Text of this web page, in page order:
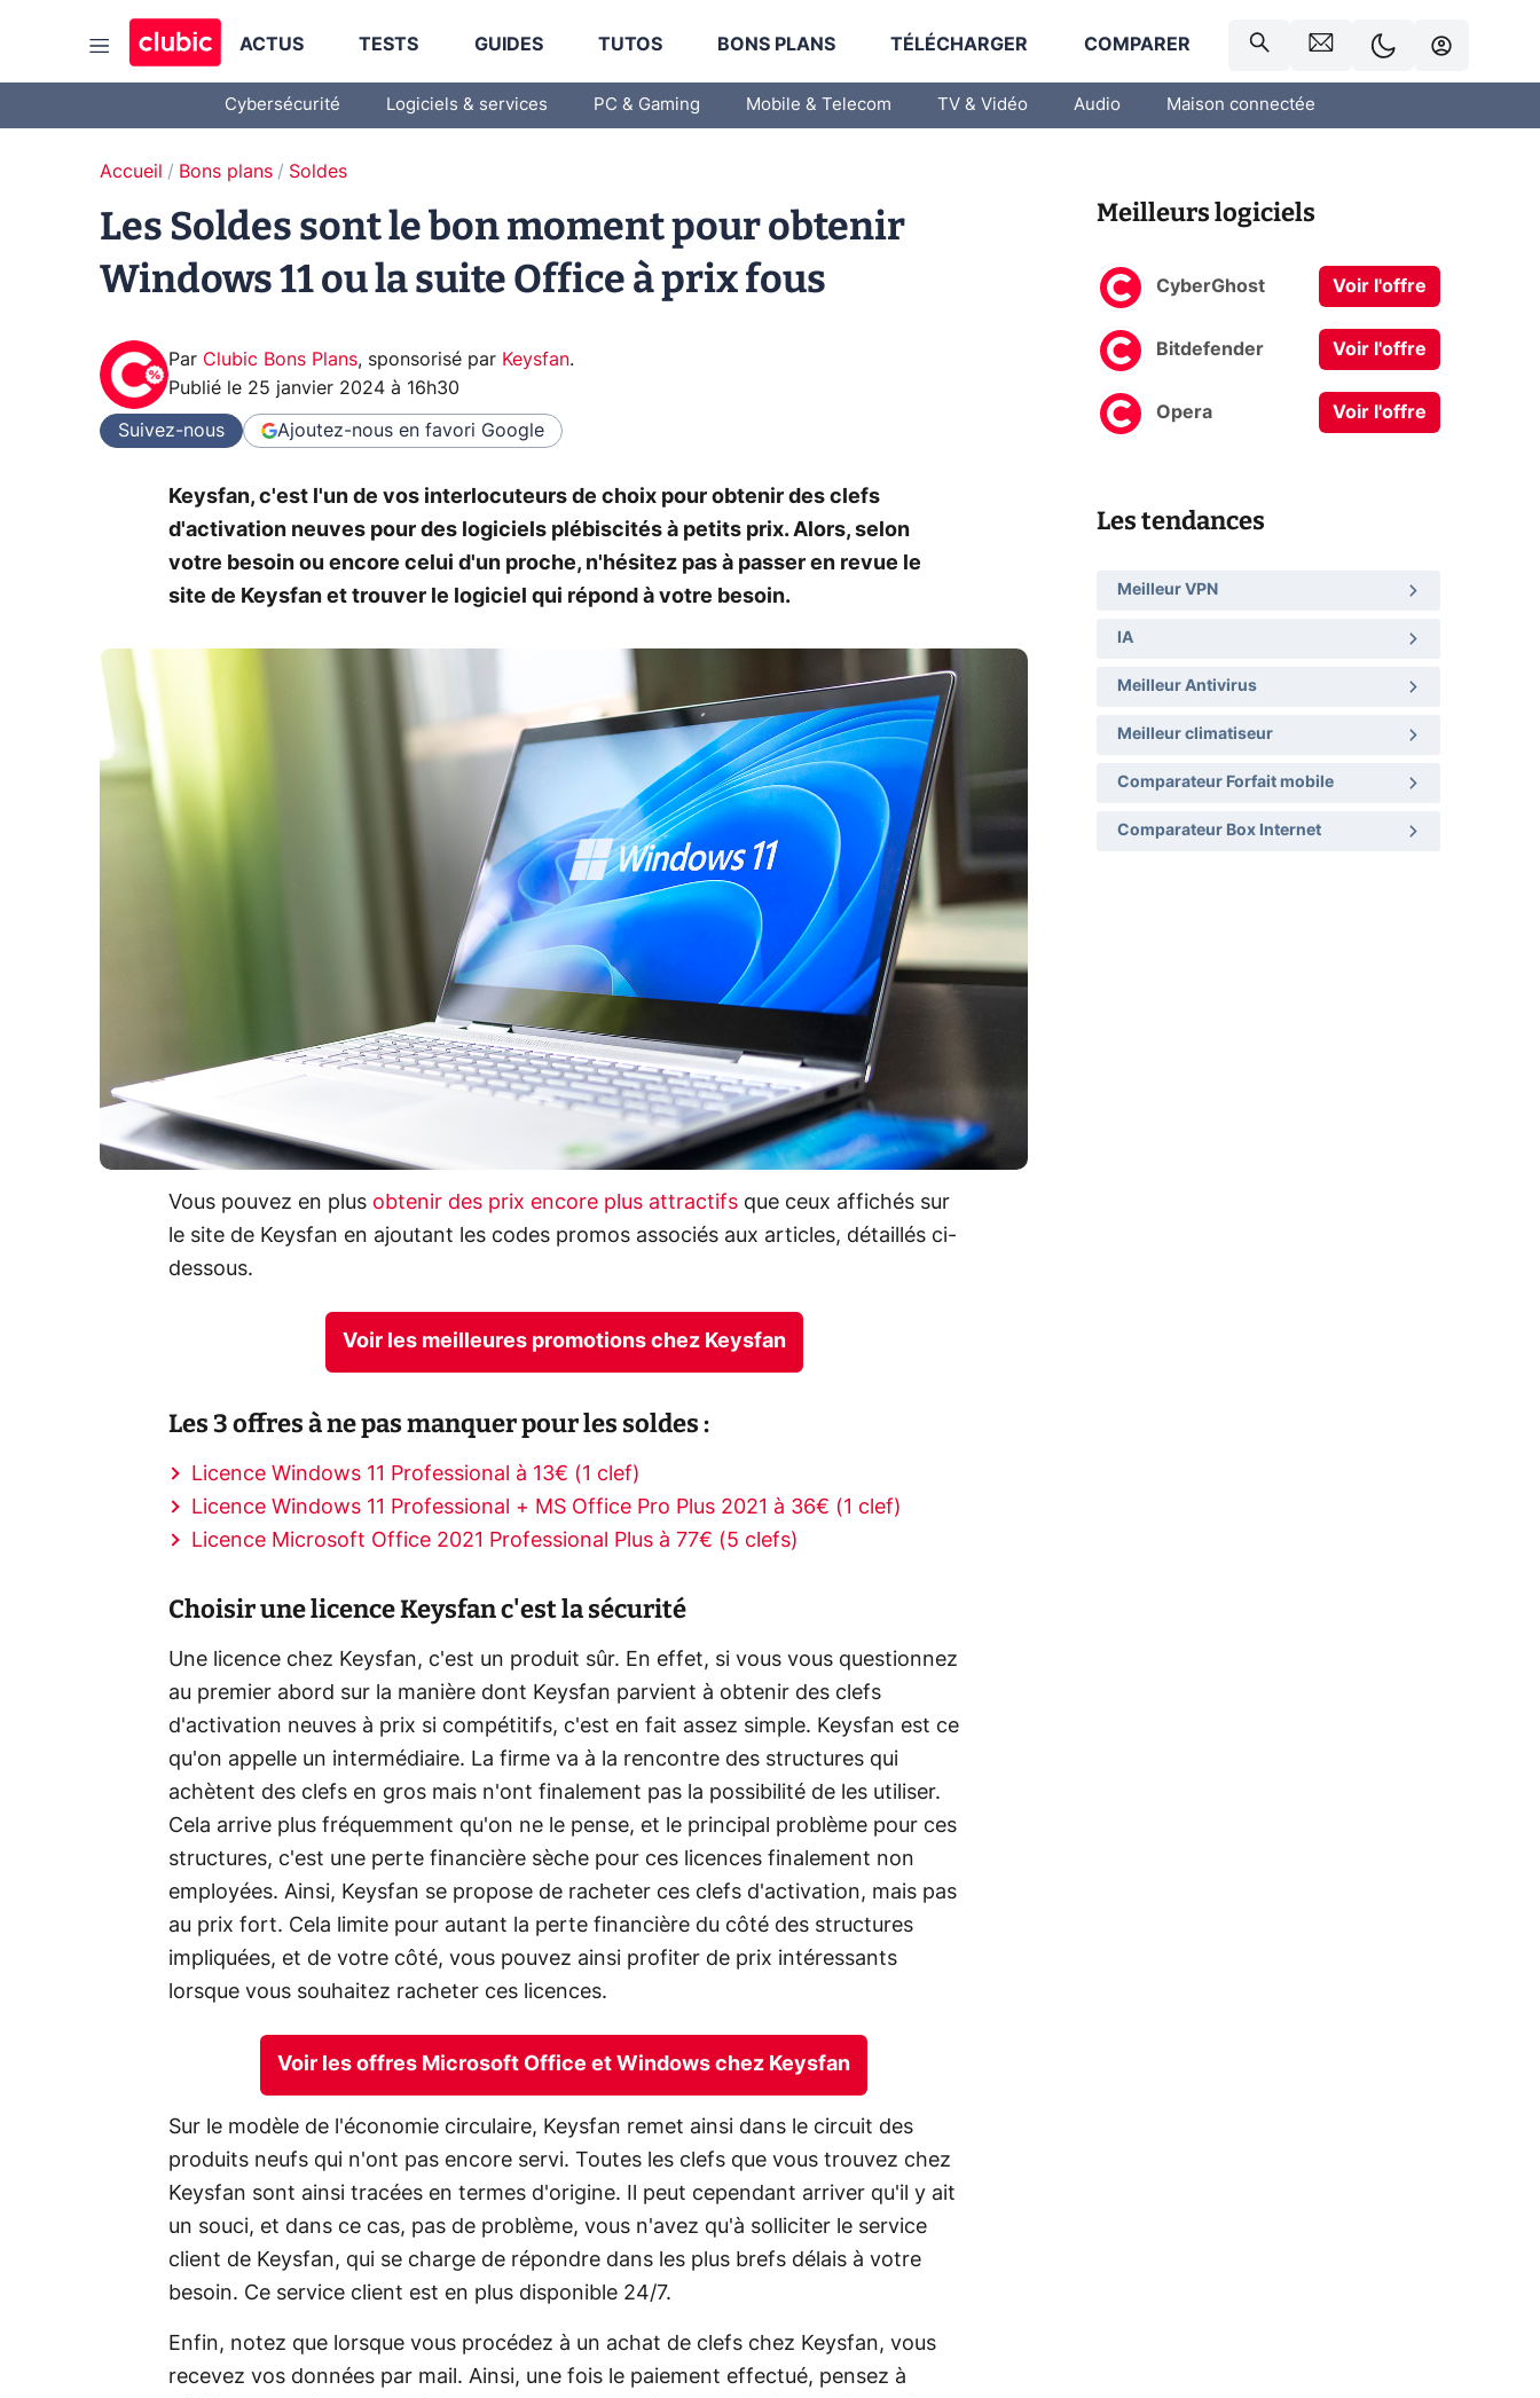
ACTUS TESTS GUIDES TUTOS BONS PLANS TÉLÉCHARGER COMPARER
Cybersécurité Logiciels & services PC & Gaming Mobile & Telecom TV & Vidéo Audio Maison connectée
Accueil Bons plans Soldes
Les Soldes sont le bon moment pour obtenir
Windows 11 ou la suite Office à prix fous
Par Clubic Bons Plans, sponsorisé par Keysfan.
Publié le 25 janvier 2024 à 16h30
Suivez-nous Ajoutez-nous en favori Google
Keysfan, c'est l'un de vos interlocuteurs de choix pour obtenir des clefs
d'activation neuves pour des logiciels plébiscités à petits prix. Alors, selon
votre besoin ou encore celui d'un proche, n'hésitez pas à passer en revue le
site de Keysfan et trouver le logiciel qui répond à votre besoin.
Vous pouvez en plus obtenir des prix encore plus attractifs que ceux affichés sur
le site de Keysfan en ajoutant les codes promos associés aux articles, détaillés ci-
dessous.
Voir les meilleures promotions chez Keysfan
Les 3 offres à ne pas manquer pour les soldes :
Licence Windows 11 Professional à 13€ (1 clef)
Licence Windows 11 Professional + MS Office Pro Plus 2021 à 36€ (1 clef)
Licence Microsoft Office 2021 Professional Plus à 77€ (5 clefs)
Choisir une licence Keysfan c'est la sécurité
Une licence chez Keysfan, c'est un produit sûr. En effet, si vous vous questionnez
au premier abord sur la manière dont Keysfan parvient à obtenir des clefs
d'activation neuves à prix si compétitifs, c'est en fait assez simple. Keysfan est ce
qu'on appelle un intermédiaire. La firme va à la rencontre des structures qui
achètent des clefs en gros mais n'ont finalement pas la possibilité de les utiliser.
Cela arrive plus fréquemment qu'on ne le pense, et le principal problème pour ces
structures, c'est une perte financière sèche pour ces licences finalement non
employées. Ainsi, Keysfan se propose de racheter ces clefs d'activation, mais pas
au prix fort. Cela limite pour autant la perte financière du côté des structures
impliquées, et de votre côté, vous pouvez ainsi profiter de prix intéressants
lorsque vous souhaitez racheter ces licences.
Voir les offres Microsoft Office et Windows chez Keysfan
Sur le modèle de l'économie circulaire, Keysfan remet ainsi dans le circuit des
produits neufs qui n'ont pas encore servi. Toutes les clefs que vous trouvez chez
Keysfan sont ainsi tracées en termes d'origine. Il peut cependant arriver qu'il y ait
un souci, et dans ce cas, pas de problème, vous n'avez qu'à solliciter le service
client de Keysfan, qui se charge de répondre dans les plus brefs délais à votre
besoin. Ce service client est en plus disponible 24/7.
Enfin, notez que lorsque vous procédez à un achat de clefs chez Keysfan, vous
recevez vos données par mail. Ainsi, une fois le paiement effectué, pensez à
Meilleurs logiciels
CyberGhost Voir l'offre
Bitdefender Voir l'offre
Opera Voir l'offre
Les tendances
Meilleur VPN
IA
Meilleur Antivirus
Meilleur climatiseur
Comparateur Forfait mobile
Comparateur Box Internet